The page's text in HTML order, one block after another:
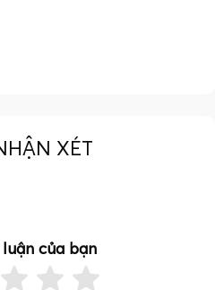
XÉT
của bạn